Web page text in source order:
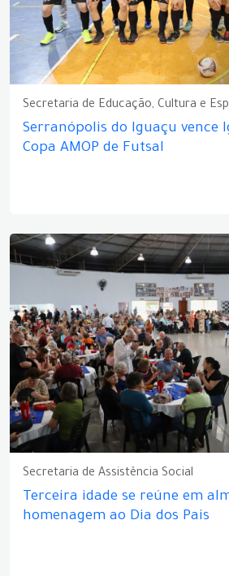
Secretaria de Educação, Cultura e
Serranópolis do Iguaçu vence
Copa AMOP de Futsal
Secretaria de Assistência Social
Terceira idade se reúne em
homenagem ao Dia dos Pais